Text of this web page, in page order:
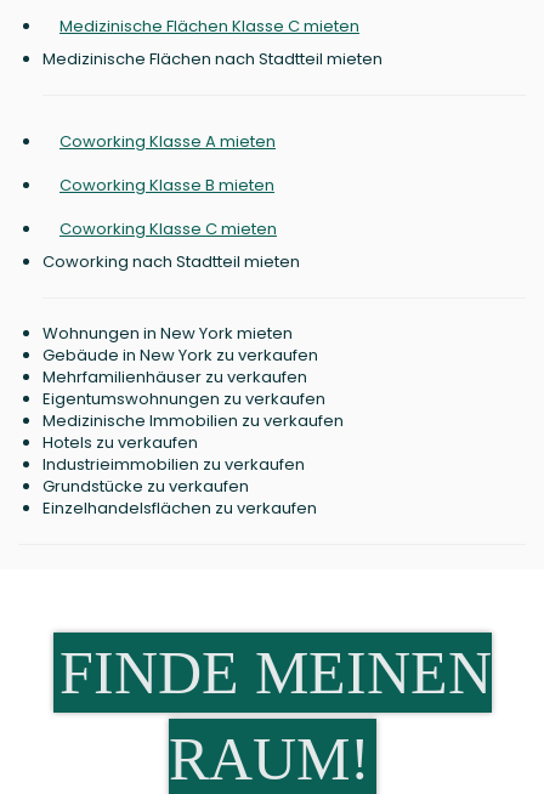
Medizinische Flächen Klasse C mieten
Medizinische Flächen nach Stadtteil mieten
Coworking Klasse A mieten
Coworking Klasse B mieten
Coworking Klasse C mieten
Coworking nach Stadtteil mieten
Wohnungen in New York mieten
Gebäude in New York zu verkaufen
Mehrfamilienhäuser zu verkaufen
Eigentumswohnungen zu verkaufen
Medizinische Immobilien zu verkaufen
Hotels zu verkaufen
Industrieimmobilien zu verkaufen
Grundstücke zu verkaufen
Einzelhandelsflächen zu verkaufen
FINDE MEINEN
RAUM!